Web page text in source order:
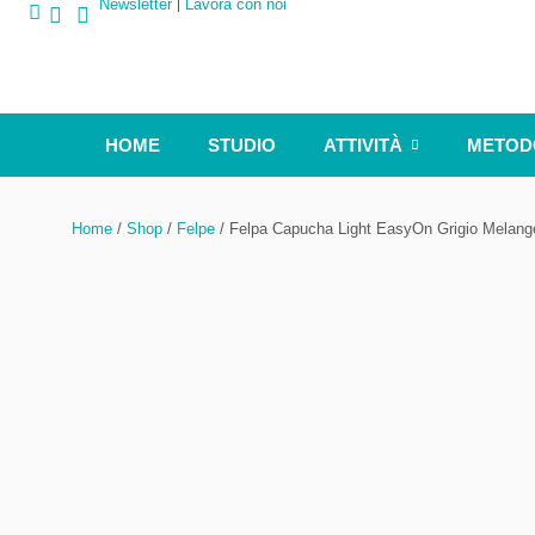
Newsletter Lavora con noi
HOME STUDIO ATTIVITÀ
Home / Shop / Felpe / Felpa Capucha Light EasyOn Grigio